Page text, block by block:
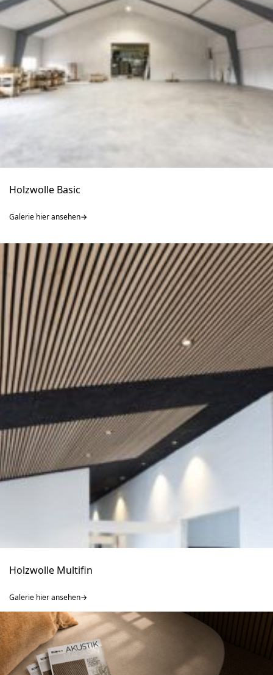
Holzwolle Basic
Galerie hier ansehen
Holzwolle Multifin
Galerie hier ansehen